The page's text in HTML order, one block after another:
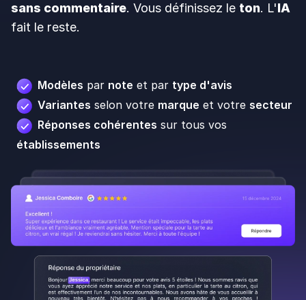
sans commentaire. Vous définissez le ton. L'IA
fait le reste.
Modèles par note et par type d'avis
Variantes selon votre marque et votre secteur
Réponses cohérentes sur tous vos
établissements